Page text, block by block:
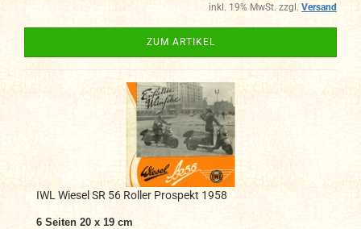
inkl. 19% MwSt. zzgl. Versand
ZUM ARTIKEL
IWL Wiesel SR 56 Roller Prospekt 1958
6 Seiten 20 x 19 cm